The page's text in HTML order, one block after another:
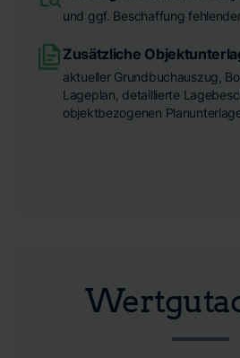
und ggf. Beschaffung
Zusätzliche
aktueller Grundbuchauszug,
Lageplan, detaillierte
objektbezogenen